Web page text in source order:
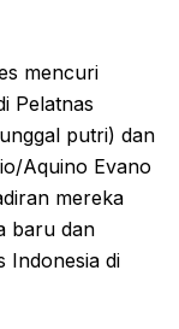
mencuri
Pelatnas
putri) dan
Aquino Evano
mereka
baru dan
Indonesia di